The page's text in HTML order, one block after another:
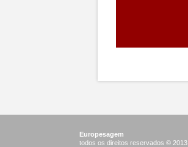
Europesagem
todos os direitos reservados © 2013